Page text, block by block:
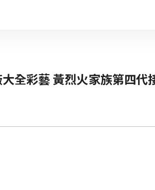
全彩藝 黃烈火家族第四代